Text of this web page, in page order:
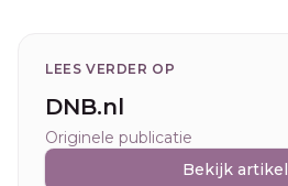
LEES VERDER OP
DNB.nl
Originele publicatie
Bekijk artikel